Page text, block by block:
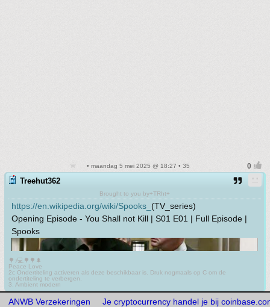
• maandag 5 mei 2025 @ 18:27 • 35
Treehut362
Brought to you by+TRht+
https://en.wikipedia.org/wiki/Spooks_ (TV_series)
Opening Episode - You Shall not Kill | S01 E01 | Full Episode |
Spooks
🌳♪💻🌳🌳🌲
Peace Love
2c Ondertiteling activeren als deze beschikbaar is. Druk nogmaals op C om de
ondertiteling te verbergen.
3. Ambient modern
ANWB Verzekeringen Je cryptocurrency handel je bij